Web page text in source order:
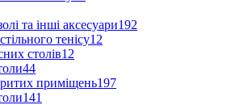
та інші аксесуари192
тенісу12
столів12
44
приміщень197
141